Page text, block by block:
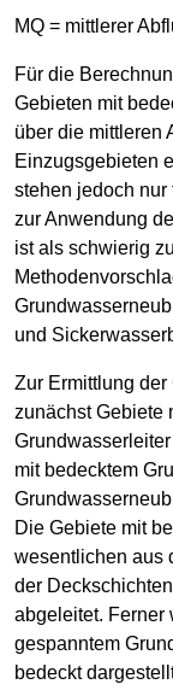
MQ = mittlerer
Für die
Gebieten mit
über die mittleren
Einzugsgebieten
stehen jedoch
zur Anwendung
ist als schwierig
und
Zur Ermittlung
zunächst Gebiete
mit bedecktem
Die Gebiete mit
wesentlichen aus
der
abgeleitet. Ferner
gespanntem
bedeckt